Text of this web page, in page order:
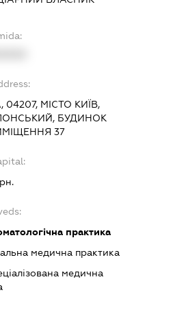
04207, МІСТО КИЇВ,
БУДИНОК
37
практика
медична практика
медична